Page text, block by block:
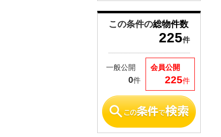
この条件の総物件数
225件
会員公開
225件
一般公開
0件